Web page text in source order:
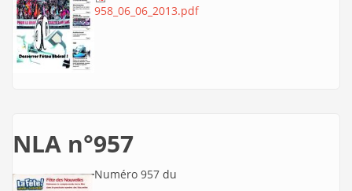
958_06_06_2013.pdf
NLA n°957
Numéro 957 du